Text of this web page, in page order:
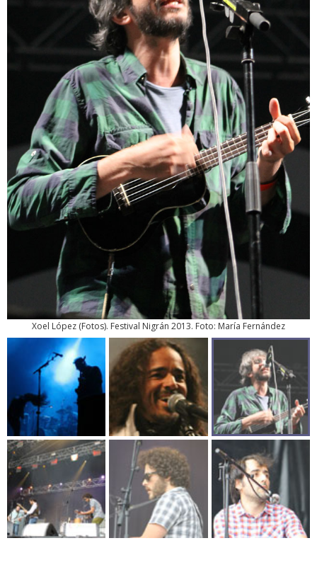
Xoel López (Fotos). Festival Nigrán 2013. Foto: María Fernández